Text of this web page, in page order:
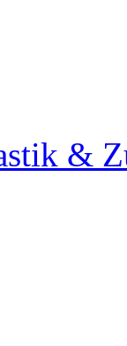
&